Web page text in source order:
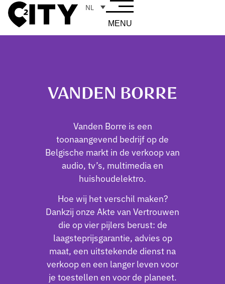
NL
MENU
VANDEN BORRE
Vanden Borre is een
toonaangevend bedrijf op de
Belgische markt in de verkoop van
audio, tv’s, multimedia en
huishoudelektro.
Hoe wij het verschil maken?
Dankzij onze Akte van Vertrouwen
die op vier pijlers berust: de
laagsteprijsgarantie, advies op
maat, een uitstekende dienst na
verkoop en een langer leven voor
je toestellen en voor de planeet.